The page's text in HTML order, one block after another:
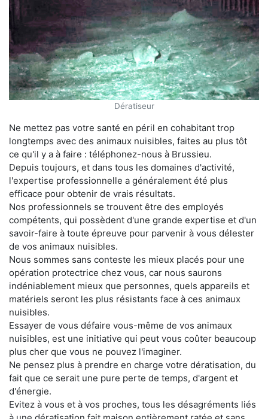
Dératiseur
Ne mettez pas votre santé en péril en cohabitant trop
longtemps avec des animaux nuisibles, faites au plus tôt
ce qu'il y a à faire : téléphonez-nous à Brussieu.
Depuis toujours, et dans tous les domaines d'activité,
l'expertise professionnelle a généralement été plus
efficace pour obtenir de vrais résultats.
Nos professionnels se trouvent être des employés
compétents, qui possèdent d'une grande expertise et d'un
savoir-faire à toute épreuve pour parvenir à vous délester
de vos animaux nuisibles.
Nous sommes sans conteste les mieux placés pour une
opération protectrice chez vous, car nous saurons
indéniablement mieux que personnes, quels appareils et
matériels seront les plus résistants face à ces animaux
nuisibles.
Essayer de vous défaire vous-même de vos animaux
nuisibles, est une initiative qui peut vous coûter beaucoup
plus cher que vous ne pouvez l'imaginer.
Ne pensez plus à prendre en charge votre dératisation, du
fait que ce serait une pure perte de temps, d'argent et
d'énergie.
Evitez à vous et à vos proches, tous les désagréments liés